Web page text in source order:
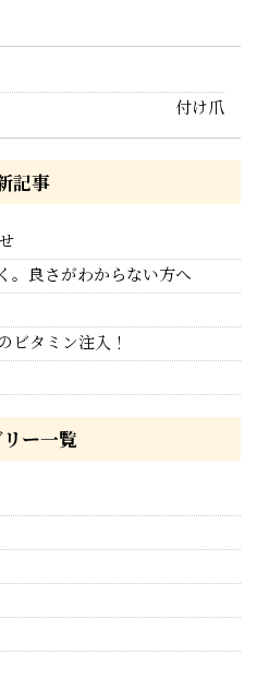
付け爪
記事
。良さがわからない方へ
ビタミン注入！
ー一覧